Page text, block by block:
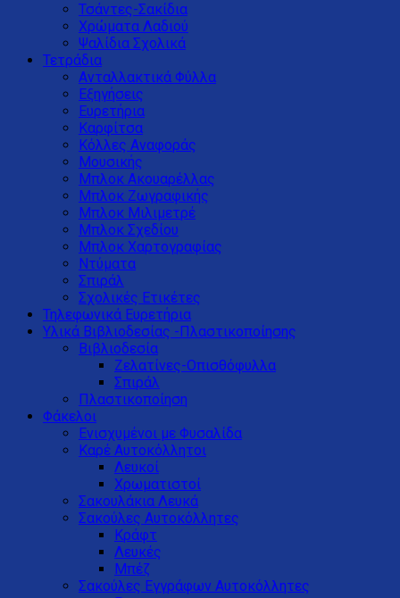
Τσάντες-Σακίδια
Χρώματα Λαδιού
Ψαλίδια Σχολικά
Τετράδια
Ανταλλακτικά Φύλλα
Εξηγήσεις
Ευρετήρια
Καρφίτσα
Κόλλες Αναφοράς
Μουσικής
Μπλοκ Ακουαρέλλας
Μπλοκ Ζωγραφικής
Μπλοκ Μιλιμετρέ
Μπλοκ Σχεδίου
Μπλοκ Χαρτογραφίας
Ντύματα
Σπιράλ
Σχολικές Ετικέτες
Τηλεφωνικά Ευρετήρια
Υλικά Βιβλιοδεσίας -Πλαστικοποίησης
Βιβλιοδεσία
Ζελατίνες-Οπισθόφυλλα
Σπιράλ
Πλαστικοποίηση
Φάκελοι
Ενισχυμένοι με Φυσαλίδα
Καρέ Αυτοκόλλητοι
Λευκοί
Χρωματιστοί
Σακουλάκια Λευκά
Σακούλες Αυτοκόλλητες
Κράφτ
Λευκές
Μπέζ
Σακούλες Εγγράφων Αυτοκόλλητες